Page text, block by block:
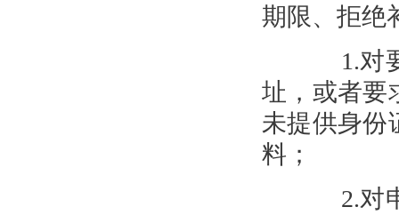
期限、拒绝
1.对要
址，或者要
未提供身份
料；
2.对申